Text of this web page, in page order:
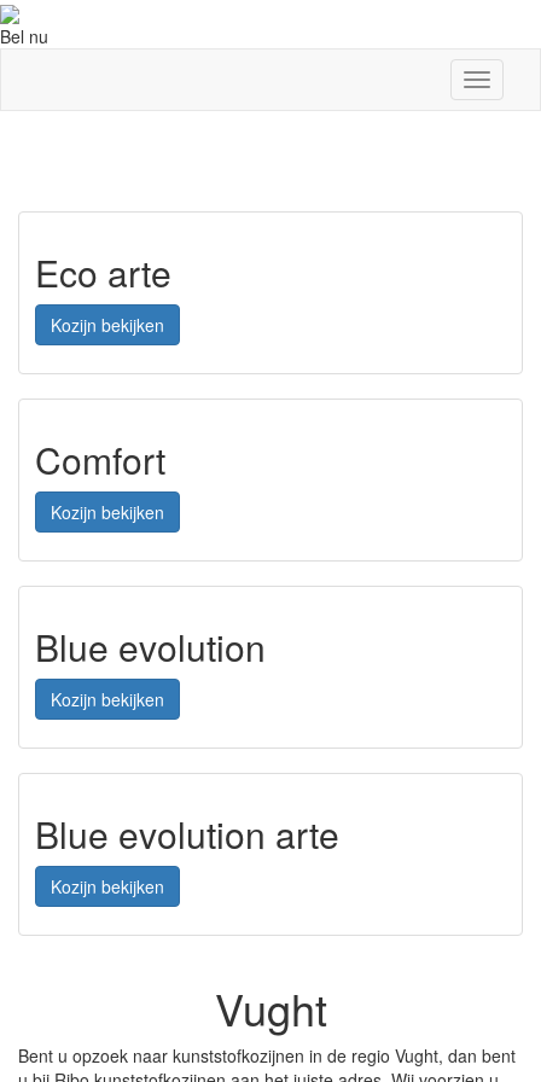
Bel nu
Toggle
Eco arte
Kozijn bekijken
Comfort
Kozijn bekijken
Blue evolution
Kozijn bekijken
Blue evolution arte
Kozijn bekijken
Vught
Bent u opzoek naar kunststofkozijnen in de regio Vught, dan bent